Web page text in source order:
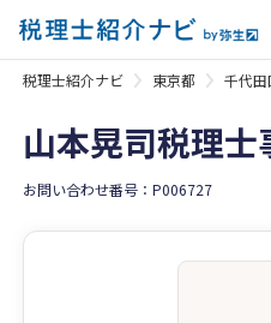
税理士紹介ナビ 東京都 千代田
山本晃司税理士
お問い合わせ番号：P006727